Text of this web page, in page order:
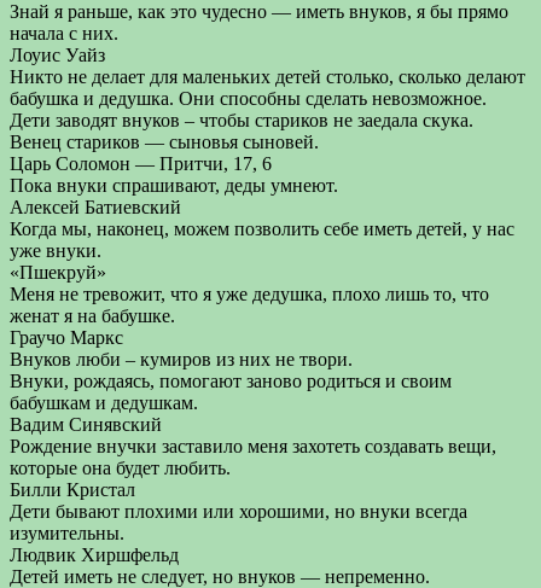
Знай я раньше, как это чудесно — иметь внуков, я бы прямо
начала с них.
Лоуис Уайз
Никто не делает для маленьких детей столько, сколько делают
бабушка и дедушка. Они способны сделать невозможное.
Дети заводят внуков – чтобы стариков не заедала скука.
Венец стариков — сыновья сыновей.
Царь Соломон — Притчи, 17, 6
Пока внуки спрашивают, деды умнеют.
Алексей Батиевский
Когда мы, наконец, можем позволить себе иметь детей, у нас
уже внуки.
«Пшекруй»
Меня не тревожит, что я уже дедушка, плохо лишь то, что
женат я на бабушке.
Граучо Маркс
Внуков люби – кумиров из них не твори.
Внуки, рождаясь, помогают заново родиться и своим
бабушкам и дедушкам.
Вадим Синявский
Рождение внучки заставило меня захотеть создавать вещи,
которые она будет любить.
Билли Кристал
Дети бывают плохими или хорошими, но внуки всегда
изумительны.
Людвик Хиршфельд
Детей иметь не следует, но внуков — непременно.